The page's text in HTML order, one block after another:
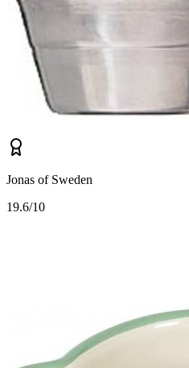
Jonas of Sweden
19.6/10